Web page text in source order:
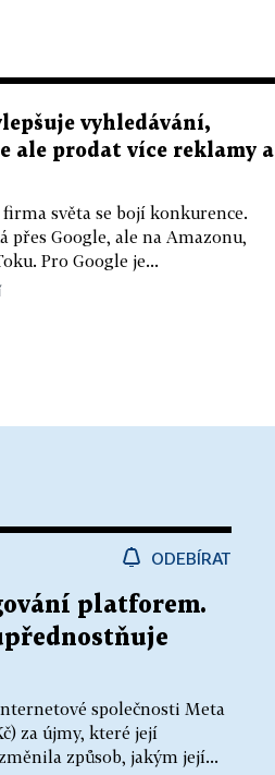
vyhledávání,
ale prodat více reklamy a
světa se bojí konkurence.
přes Google, ale na Amazonu,
Pro Google je...
ODEBÍRAT
platforem.
společnosti Meta
za újmy, které její
způsob, jakým její...